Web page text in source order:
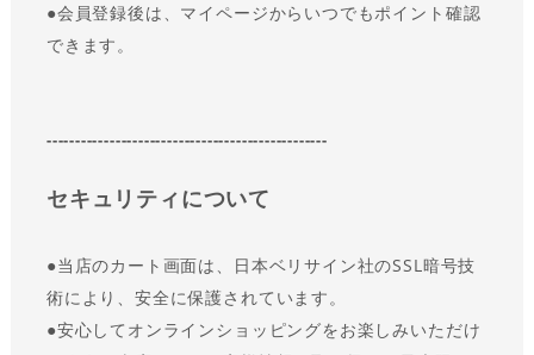
●会員登録後は、マイページからいつでもポイント確認
できます。
-------------------------------------------------
セキュリティについて
●当店のカート画面は、日本ベリサイン社のSSL暗号技
術により、安全に保護されています。
●安心してオンラインショッピングをお楽しみいただけ